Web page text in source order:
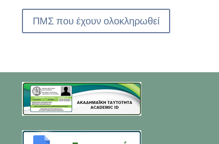
ΠΜΣ που έχουν ολοκληρωθεί